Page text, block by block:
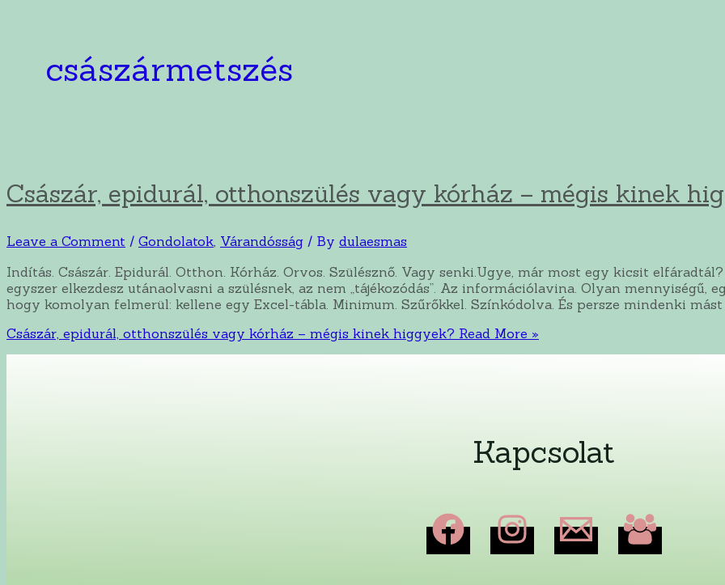
császármetszés
Császár, epidurál, otthonszülés vagy kórház – mégis kinek
Leave a Comment / Gondolatok, Várandósság / By dulaesmas
Indítás. Császár. Epidurál. Otthon. Kórház. Orvos. Szülésznő. Vagy senki.Ugye, már most egy kicsit elfáradtál?
egyszer elkezdesz utánaolvasni a szülésnek, az nem „tájékozódás”. Az információlavina. Olyan mennyiségű,
hogy komolyan felmerül: kellene egy Excel-tábla. Minimum. Szűrőkkel. Színkódolva. És persze mindenki mást
Császár, epidurál, otthonszülés vagy kórház – mégis kinek higgyek? Read More »
Kapcsolat